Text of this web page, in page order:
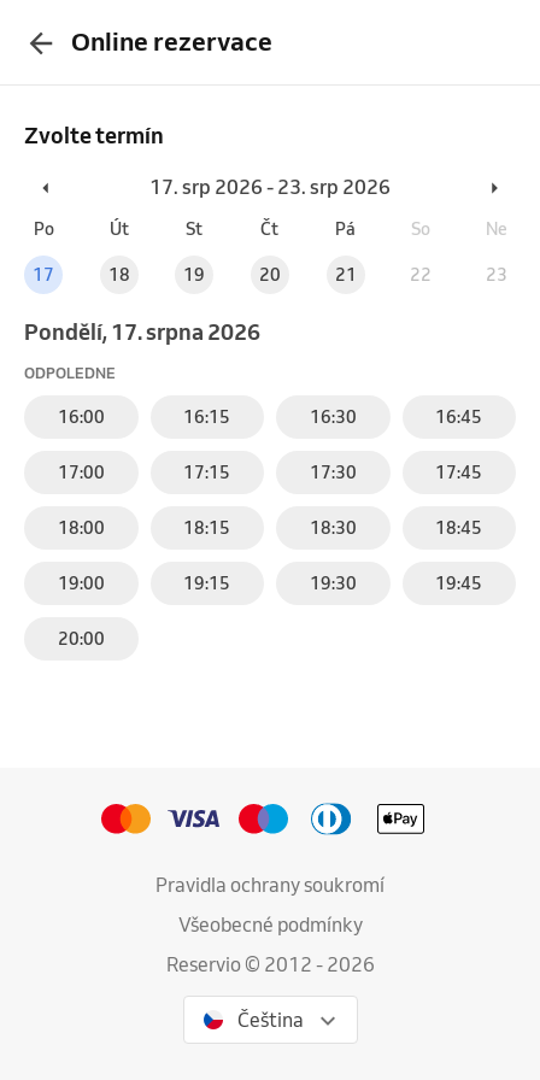
Online rezervace
Zvolte termín
17. srp 2026 - 23. srp 2026
Po Út St Čt Pá So Ne
17 18 19 20 21 22 23
pondělí, 17. srpna 2026
ODPOLEDNE
16:00 16:15 16:30 16:45
17:00 17:15 17:30 17:45
18:00 18:15 18:30 18:45
19:00 19:15 19:30 19:45
20:00
Pravidla ochrany soukromí
Všeobecné podmínky
Reservio © 2012 - 2026
Čeština